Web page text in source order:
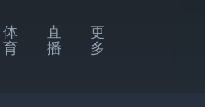
体
育
直
播
更
多